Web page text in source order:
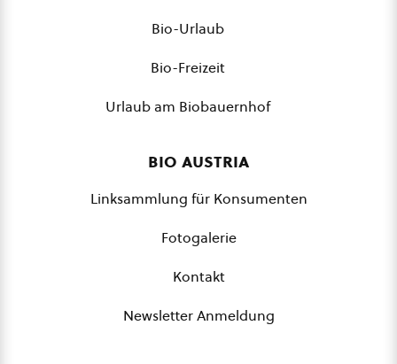
Bio-Urlaub
Bio-Freizeit
Urlaub am Biobauernhof
bio austria
Linksammlung für Konsumenten
Fotogalerie
Kontakt
Newsletter Anmeldung